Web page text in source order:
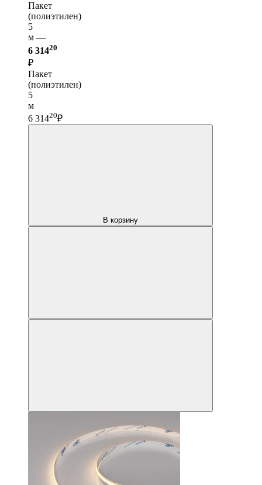
Пакет
(полиэтилен)
5
м —
6 31420
₽
Пакет
(полиэтилен)
5
м
6 31420₽
В корзину